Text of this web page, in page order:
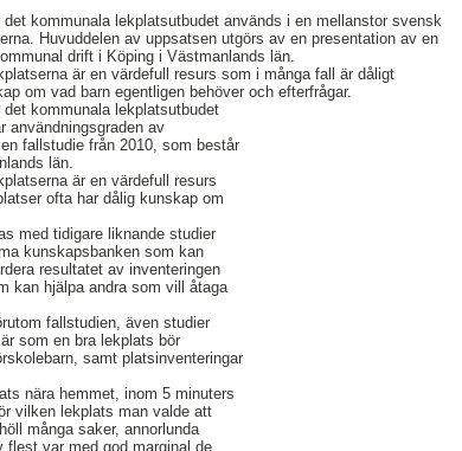
kommunala lekplatsutbudet används i en mellanstor svensk
Huvuddelen av uppsatsen utgörs av en presentation av en
drift i Köping i Västmanlands län.
är en värdefull resurs som i många fall är dåligt
om vad barn egentligen behöver och efterfrågar.
det kommunala lekplatsutbudet
användningsgraden av
fallstudie från 2010, som består
län.
är en värdefull resurs
ofta har dålig kunskap om
med tidigare liknande studier
kunskapsbanken som kan
resultatet av inventeringen
kan hjälpa andra som vill åtaga
fallstudien, även studier
som en bra lekplats bör
samt platsinventeringar
nära hemmet, inom 5 minuters
vilken lekplats man valde att
många saker, annorlunda
flest var med god marginal de